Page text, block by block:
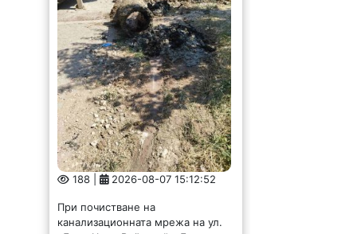
188 | 2026-08-07 15:12:52
При почистване на
канализационната мрежа на ул.